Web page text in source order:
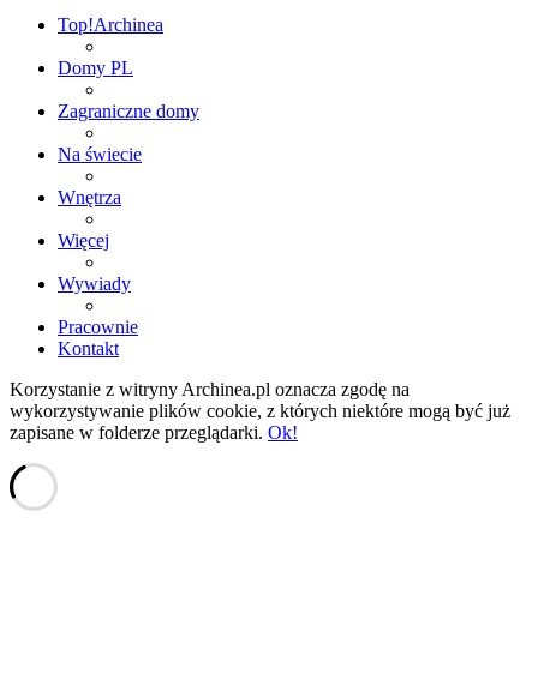
Top!Archinea
Domy PL
Zagraniczne domy
Na świecie
Wnętrza
Więcej
Wywiady
Pracownie
Kontakt
Korzystanie z witryny Archinea.pl oznacza zgodę na
wykorzystywanie plików cookie, z których niektóre mogą być już
zapisane w folderze przeglądarki. Ok!